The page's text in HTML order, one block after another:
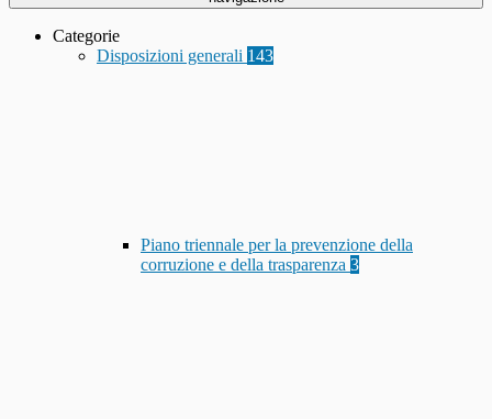
Categorie
Disposizioni generali 143
Piano triennale per la prevenzione della
corruzione e della trasparenza 3